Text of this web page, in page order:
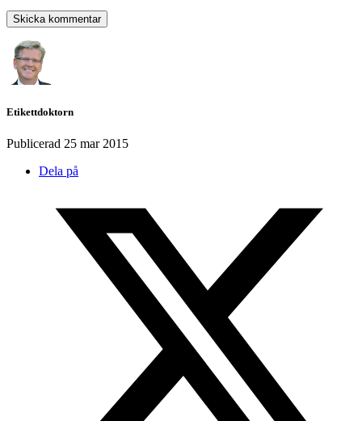
Etikettdoktorn
Publicerad 25 mar 2015
Dela på